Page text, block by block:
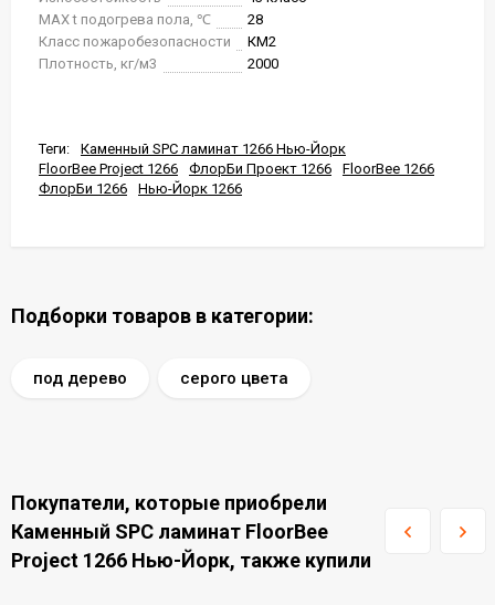
MAX t подогрева пола, ℃
28
Класс пожаробезопасности
КМ2
Плотность, кг/м3
2000
Теги:
Каменный SPC ламинат 1266 Нью-Йорк
FloorBee Project 1266
ФлорБи Проект 1266
FloorBee 1266
ФлорБи 1266
Нью-Йорк 1266
Подборки товаров в категории:
под дерево серого цвета
Покупатели, которые приобрели
Каменный SPC ламинат FloorBee
Project 1266 Нью-Йорк, также купили